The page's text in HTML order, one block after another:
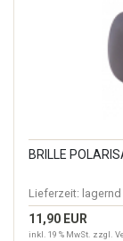
BRILLE
Lieferzeit: lagernd
11,90 EUR
inkl. 19 % MwSt. zzgl.